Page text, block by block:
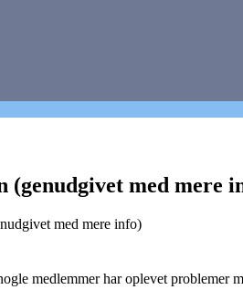
med mere
med mere info)
medlemmer har oplevet problemer